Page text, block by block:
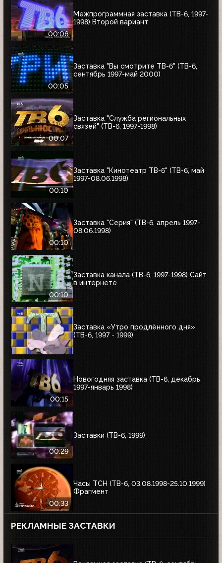
00:06
Межпрограммная заставка (ТВ-6, 1997-
1998) Второй вариант
00:05
Заставка "Вы смотрите ТВ-6" (ТВ-6,
сентябрь 1997-май 2000)
00:07
Заставка "Служба региональных
связей" (ТВ-6, 1997-1998)
00:10
Заставка "Кинотеатр ТВ-6" (ТВ-6, май
1997-08.06.1998)
00:10
Заставка "Серия" (ТВ-6, апрель 1997-
08.06.1998)
00:10
Заставка канала (ТВ-6, 1997-1998) Сайт
в интернете
Заставка «Утро продлённого дня»
(ТВ-6, 1997 - 1999)
00:15
Новогодняя заставка (ТВ-6, декабрь
1997-январь 1998)
00:29
Заставки (ТВ-6, 1999)
00:33
Часы ТСН (ТВ-6, 03.08.1998-25.10.1999)
Фрагмент
РЕКЛАМНЫЕ ЗАСТАВКИ